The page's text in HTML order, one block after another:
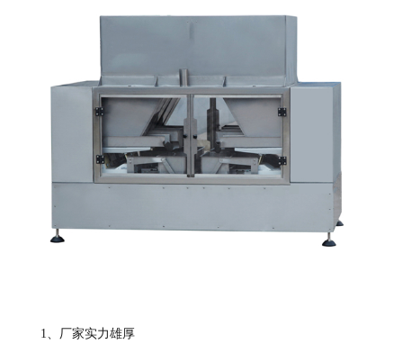
1 、厂家实力雄厚